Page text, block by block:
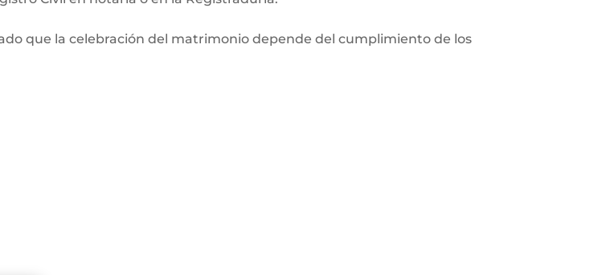
que la celebración del matrimonio depende del cumplimiento de los